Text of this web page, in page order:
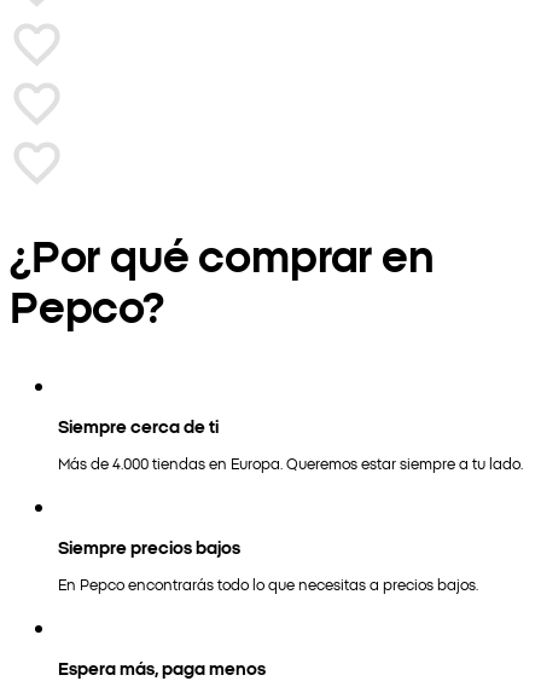
¿Por qué comprar en
Pepco?
Siempre cerca de ti
Más de 4.000 tiendas en Europa. Queremos estar siempre a tu lado.
Siempre precios bajos
En Pepco encontrarás todo lo que necesitas a precios bajos.
Espera más, paga menos